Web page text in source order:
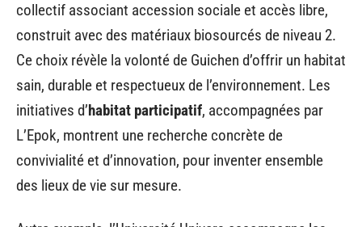
collectif associant accession sociale et accès libre,
construit avec des matériaux biosourcés de niveau 2.
Ce choix révèle la volonté de Guichen d’offrir un habitat
sain, durable et respectueux de l’environnement. Les
initiatives d’habitat participatif, accompagnées par
L’Epok, montrent une recherche concrète de
convivialité et d’innovation, pour inventer ensemble
des lieux de vie sur mesure.